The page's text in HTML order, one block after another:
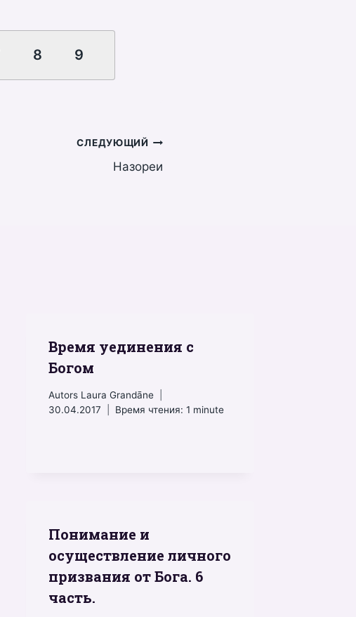
8 9
СЛЕДУЮЩИЙ
Назореи
Время уединения с
Богом
Autors Laura Grandāne
30.04.2017
Время чтения: 1 minute
Понимание и
осуществление личного
призвания от Бога. 6
часть.